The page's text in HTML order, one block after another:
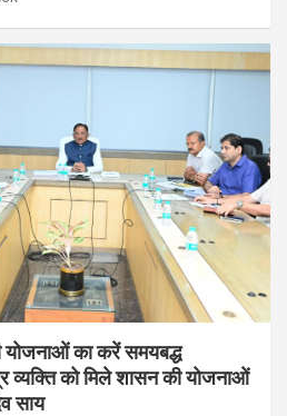
का करें समयबद्ध
व्यक्ति को मिले शासन की योजनाओं
साय